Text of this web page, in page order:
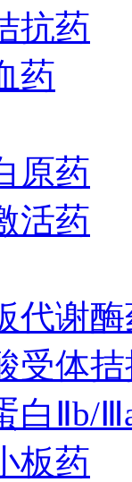
抗药
药
原药
活药
代谢
受体
白Ⅱb/
板药